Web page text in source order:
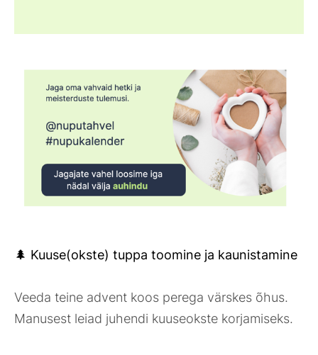
🌲 Kuuse(okste) tuppa toomine ja kaunistamine
Veeda teine advent koos perega värskes õhus.
Manusest leiad juhendi kuuseokste korjamiseks.